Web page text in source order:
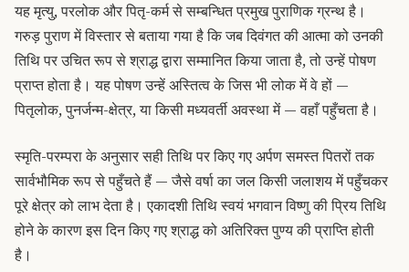
यह मृत्यु, परलोक और पितृ-कर्म से सम्बन्धित प्रमुख पुराणिक ग्रन्थ है।
गरुड़ पुराण में विस्तार से बताया गया है कि जब दिवंगत की आत्मा को उनकी
तिथि पर उचित रूप से श्राद्ध द्वारा सम्मानित किया जाता है, तो उन्हें पोषण
प्राप्त होता है। यह पोषण उन्हें अस्तित्व के जिस भी लोक में वे हों —
पितृलोक, पुनर्जन्म-क्षेत्र, या किसी मध्यवर्ती अवस्था में — वहाँ पहुँचता है।
स्मृति-परम्परा के अनुसार सही तिथि पर किए गए अर्पण समस्त पितरों तक
सार्वभौमिक रूप से पहुँचते हैं — जैसे वर्षा का जल किसी जलाशय में पहुँचकर
पूरे क्षेत्र को लाभ देता है। एकादशी तिथि स्वयं भगवान विष्णु की प्रिय तिथि
होने के कारण इस दिन किए गए श्राद्ध को अतिरिक्त पुण्य की प्राप्ति होती
है।